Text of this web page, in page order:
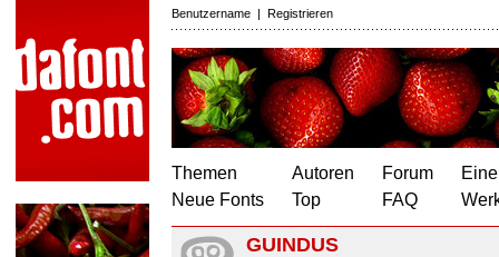
Benutzername | Registrieren
Themen
Neue Fonts
Autoren
Top
Forum
FAQ
GUINDUS